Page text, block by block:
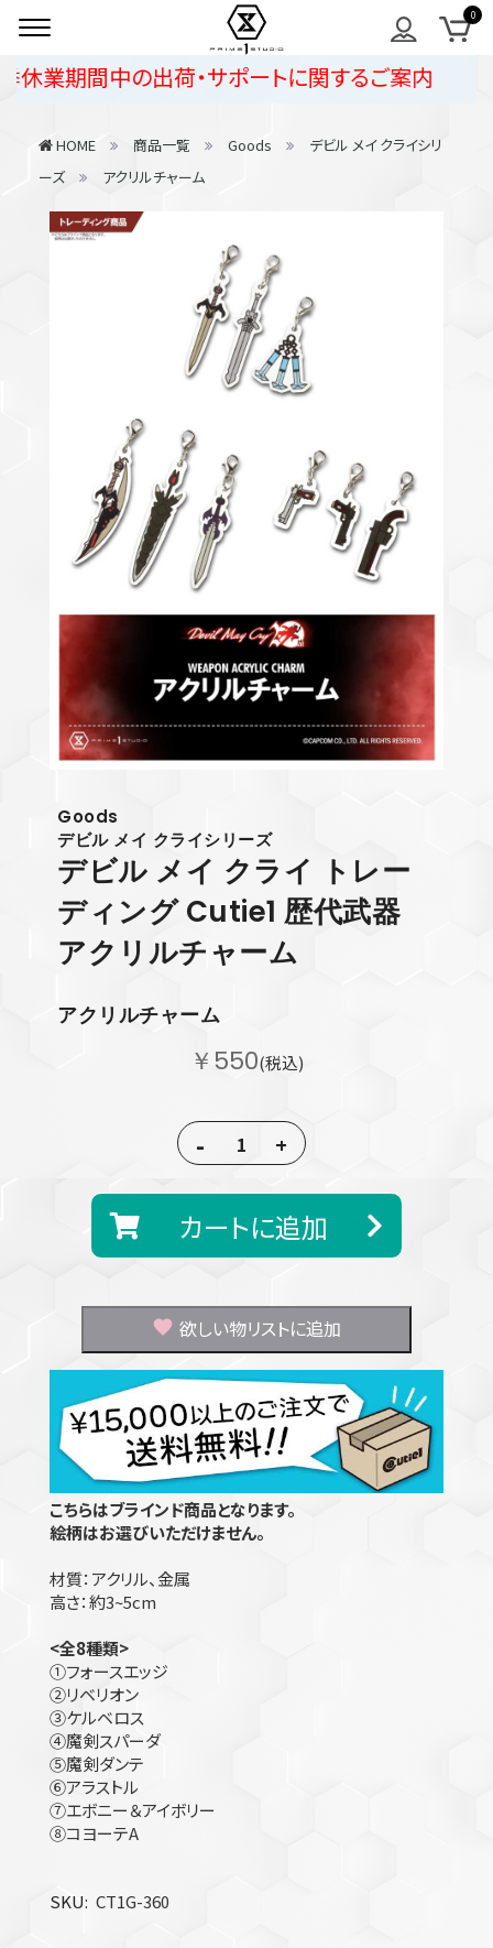
期間中の出荷・サポートに関するご案内
HOME 商品一覧 Goods
デビル メイ クライシリ
ーズ
アクリルチャーム
Goods
デビル メイ クライシリーズ
デビル メイ クライ トレー
ディング Cutie1 歴代武器
アクリルチャーム
アクリルチャーム
￥550(税込)
- +
カートに追加
欲しい物リストに追加
こちらはブラインド商品となります。
絵柄はお選びいただけません。
材質：アクリル、金属
高さ：約3~5cm
<全8種類>
①フォースエッジ
②リベリオン
③ケルベロス
④魔剣スパーダ
⑤魔剣ダンテ
⑥アラストル
⑦エボニー＆アイボリー
⑧コヨーテA
SKU CT1G-360